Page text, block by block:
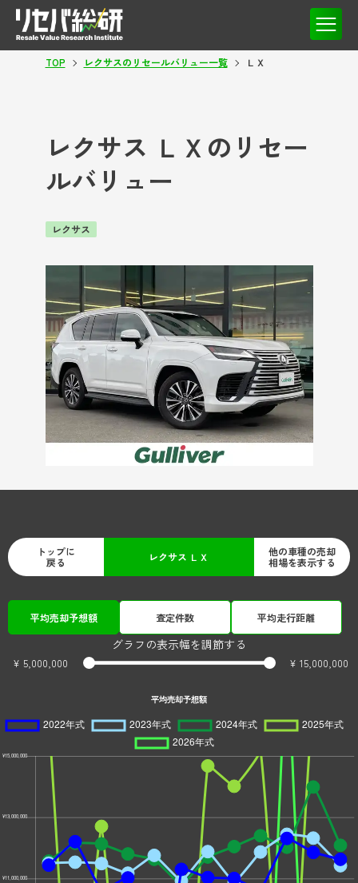
TOP レクサスのリセールバリュー一覧 ＬＸ
レクサス ＬＸのリセー
ルバリュー
レクサス
トップに
戻る
レクサス ＬＸ
他の車種の売却
相場を表示する
平均売却予想額 査定件数 平均走行距離
グラフの表示幅を調節する
¥ 5,000,000 ¥ 15,000,000